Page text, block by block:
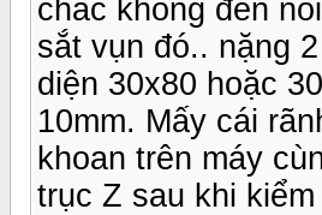
chắc không đến
sắt vụn đó.. nặng
diện 30x80 hoặc
10mm. Mấy cái
khoan trên máy
trục Z sau khi